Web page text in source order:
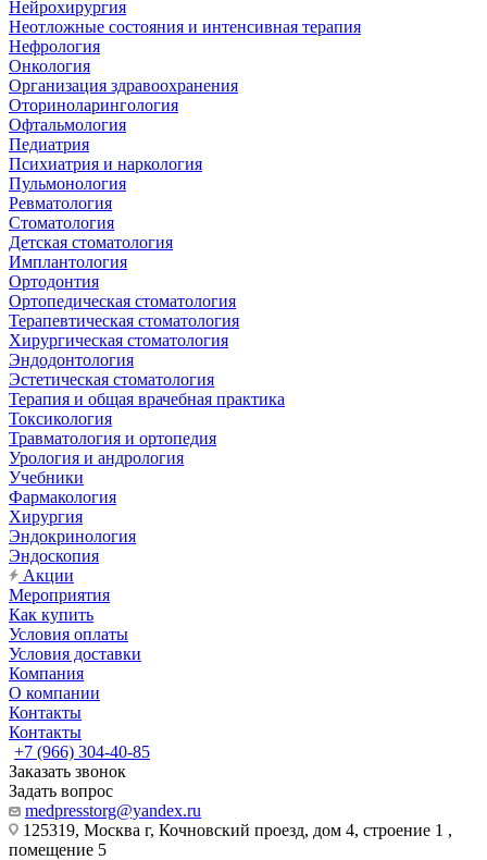
Нейрохирургия
Неотложные состояния и интенсивная терапия
Нефрология
Онкология
Организация здравоохранения
Оториноларингология
Офтальмология
Педиатрия
Психиатрия и наркология
Пульмонология
Ревматология
Стоматология
Детская стоматология
Имплантология
Ортодонтия
Ортопедическая стоматология
Терапевтическая стоматология
Хирургическая стоматология
Эндодонтология
Эстетическая стоматология
Терапия и общая врачебная практика
Токсикология
Травматология и ортопедия
Урология и андрология
Учебники
Фармакология
Хирургия
Эндокринология
Эндоскопия
Акции
Мероприятия
Как купить
Условия оплаты
Условия доставки
Компания
О компании
Контакты
Контакты
+7 (966) 304-40-85
Заказать звонок
Задать вопрос
medpresstorg@yandex.ru
125319, Москва г, Кочновский проезд, дом 4, строение 1 ,
помещение 5